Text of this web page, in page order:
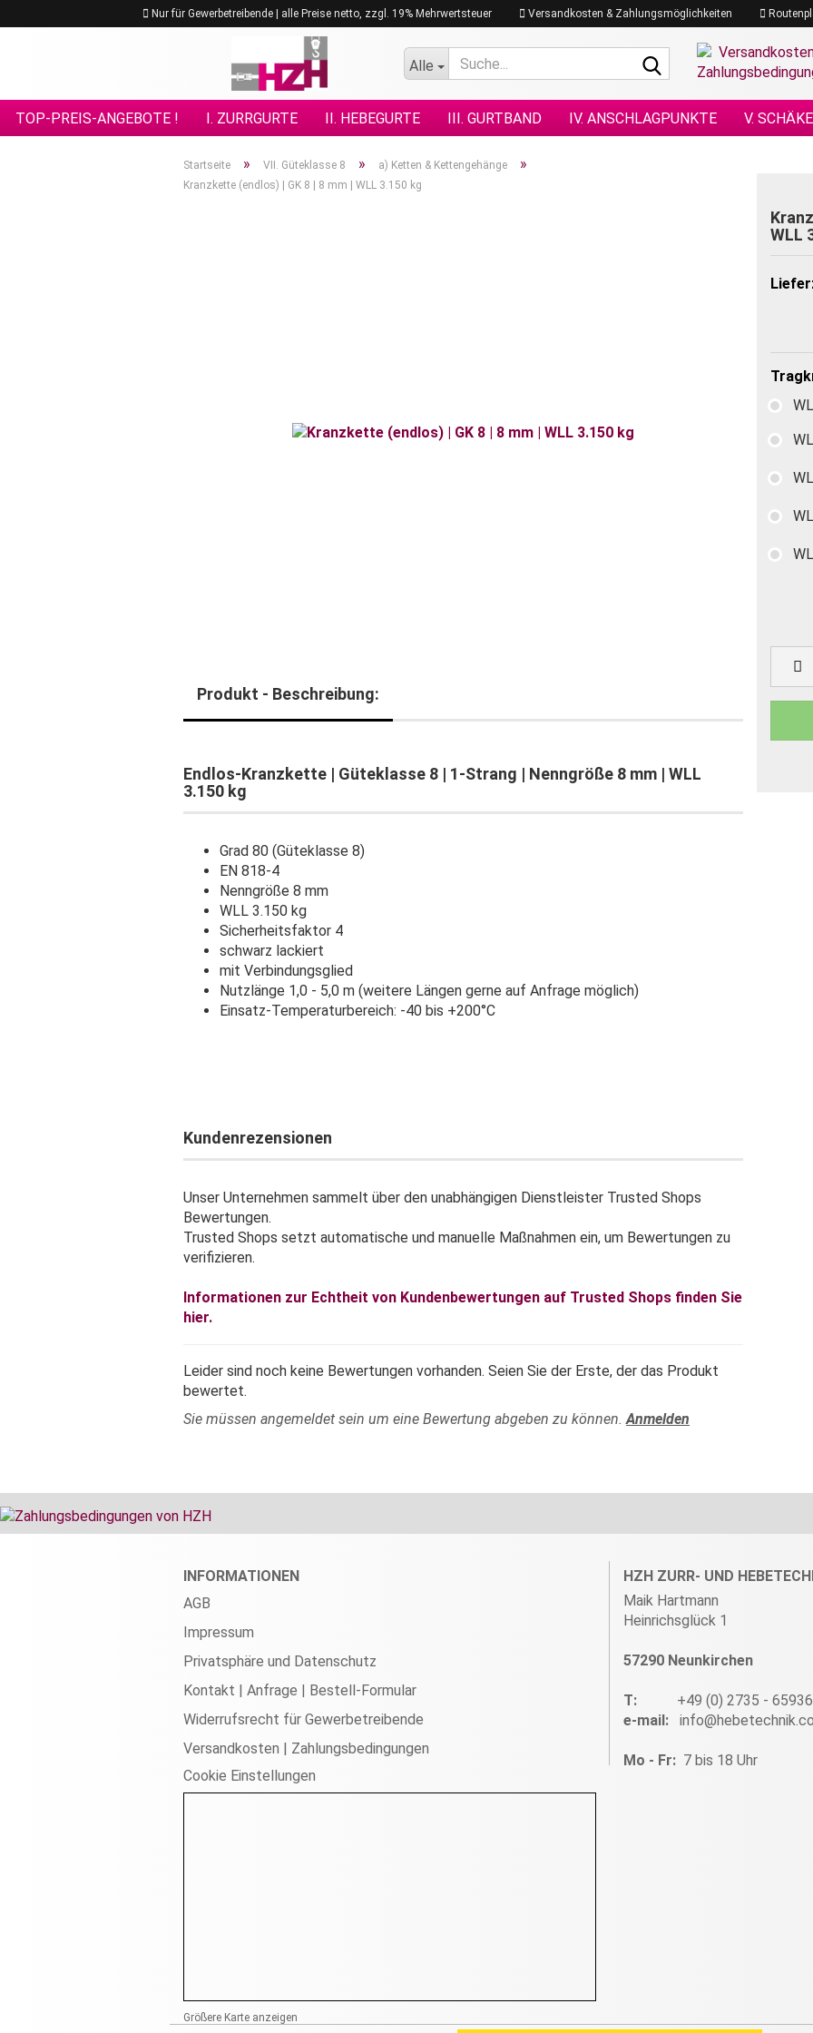
Nur für Gewerbetreibende | alle Preise netto, zzgl. 19% Mehrwertsteuer Versandkosten & Zahlungsmöglichkeiten
Alle
Suche...
TOP-PREIS-ANGEBOTE ! I. ZURRGURTE II. HEBEGURTE III. GURTBAND IV. ANSCHLAGPUNKTE V.
XV. EDELSTAHL - ANSCHLAGMITTEL XVI. FORSTPROGRAMM
Startseite » VII. Güteklasse 8 » a) Ketten & Kettengehänge »
Kranzkette (endlos) | GK 8 | 8 mm | WLL 3.150 kg
WLL
Produkt - Beschreibung:
Endlos-Kranzkette | Güteklasse 8 | 1-Strang | Nenngröße 8 mm | WLL
3.150 kg
Grad 80 (Güteklasse 8)
EN 818-4
Nenngröße 8 mm
WLL 3.150 kg
Sicherheitsfaktor 4
schwarz lackiert
mit Verbindungsglied
Nutzlänge 1,0 - 5,0 m (weitere Längen gerne auf Anfrage möglich)
Einsatz-Temperaturbereich: -40 bis +200°C
Kundenrezensionen
Unser Unternehmen sammelt über den unabhängigen Dienstleister Trusted Shops
Bewertungen.
Trusted Shops setzt automatische und manuelle Maßnahmen ein, um Bewertungen zu
verifizieren.
Informationen zur Echtheit von Kundenbewertungen auf Trusted Shops finden Sie
hier.
Leider sind noch keine Bewertungen vorhanden. Seien Sie der Erste, der das Produkt
bewertet.
Sie müssen angemeldet sein um eine Bewertung abgeben zu können.Anmelden
INFORMATIONEN
AGB
Impressum
Privatsphäre und Datenschutz
Kontakt | Anfrage | Bestell-Formular
Widerrufsrecht für Gewerbetreibende
Versandkosten | Zahlungsbedingungen
Cookie Einstellungen
HZH ZURR- UND
Maik Hartmann
Heinrichsglück 1
57290 Neunkirchen
T: +49 (0) 2735 -
e-mail:
Mo - Fr: 7 bis 18 Uhr
Größere Karte anzeigen